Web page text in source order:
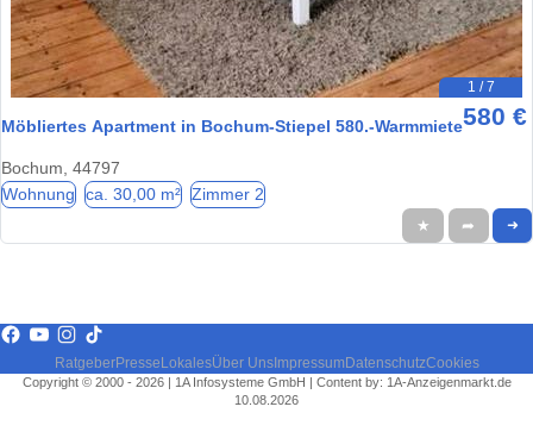
1 / 7
Möbliertes Apartment in Bochum-Stiepel 580.-Warmmiete580 €
Bochum, 44797
Wohnung ca. 30,00 m² Zimmer 2
★ ➦ ➜
RatgeberPresse LokalesÜber UnsImpressum DatenschutzCookies
Copyright © 2000 - 2026 | 1A Infosysteme GmbH | Content by: 1A-Anzeigenmarkt.de
10.08.2026